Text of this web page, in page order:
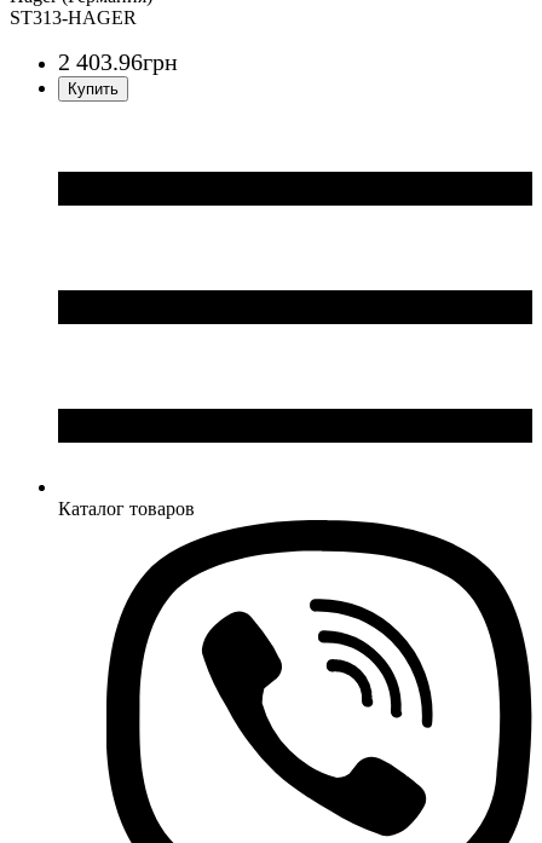
ST313-HAGER
2 403.96грн
Каталог товаров